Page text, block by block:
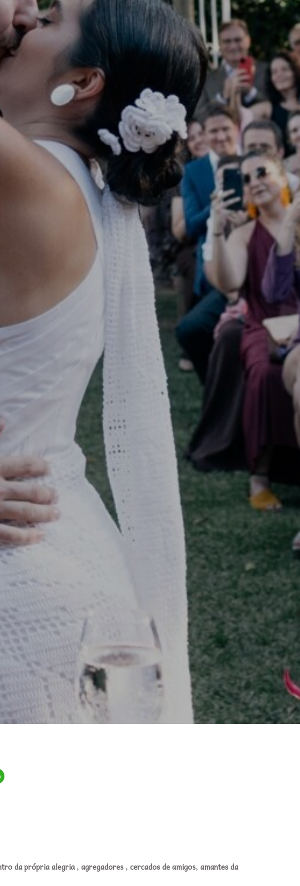
da própria alegria , agregadores , cercados de amigos, amantes da